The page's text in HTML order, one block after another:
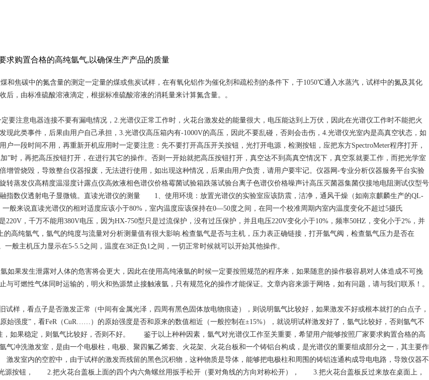
求购置合格的高纯氩气,以确保生产产品的质量
和焦碳中的氮含量的测定一定量的煤或焦炭试样，在有氧化铝作为催化剂和疏松剂的条件下，于1050℃通入水蒸汽，试样中的氮及其化
，由标准硫酸溶液滴定，根据标准硫酸溶液的消耗量来计算氮含量。。
要注意电器连接不要有漏电情况，2.光谱仪正常工作时，火花台激发处的能量很大，电压能达到上万伏，因此在光谱仪工作时不能把火
此类事件，后果由用户自己承担，3.光谱仪高压箱内有-1000V的高压，因此不要乱碰，否则会击伤，4.光谱仪光室内是高真空状态，如
一段时间不用，再重新开机应用时一定要注意：先不要打开高压开关按钮，光打开电源，检测按钮，应把东方SpectroMeter程序打开，
”时，再把高压按钮打开，在进行其它的操作。否则一开始就把高压按钮打开，真空达不到高真空情况下，真空泵就要工作，而把光学室
管烧毁，导致整台仪器报废，无法进行使用，如出现这种情况，后果由用户负责，请用户要牢记。仪器网-专业分析仪器服务平台实验
蒸发仪高精度温湿度计露点仪高效液相色谱仪价格霉菌试验箱跌落试验台离子色谱仪价格噪声计高压灭菌器集菌仪接地电阻测试仪型号
指数仪透射电子显微镜。直读光谱仪的测量 1、使用环境：放置光谱仪的实验室应该防震，洁净，通风干燥（如南京麒麟生产的QL-
般来说直读光谱仪的相对适度应该小于80%，室内温度应该保持在0—50度之间，在同一个校准周期内室内温度变化不超过5摄氏
，千万不能用380V电压，因为HX-750型只是过流保护，没有过压保护，并且电压220V变化小于10%，频率50HZ，变化小于2%，并
纯氩气，氩气的纯度与流量对分析测量值有很大影响.检查氩气是否与主机，压力表正确链接，打开氩气阀，检查氩气压力是否在
主机压力显示在5-5.5之间，温度在38正负1之间，一切正常时候就可以开始其他操作。
如果发生泄露对人体的危害将会更大，因此在使用高纯液氩的时候一定要按照规范的程序来，如果随意的操作极容易对人体造成不可挽
可燃性气体同时运输的，明火和热源禁止接触液氩，只有规范化的操作才能保证。文章内容来源于网络，如有问题，请与我们联系！。
看点子是否激发正常（中间有金属光泽，四周有黑色固体放电物痕迹），则说明氩气比较好，如果激发不好或根本就打的白点子，
强度”，看FeR（CuR……）的原始强度是否和原来的数值相近（一般控制在±15%），就说明试样激发好了，氩气比较好，否则氩气不
如果稳定，则氩气比较好，否则不好。 鉴于以上种种因素，氩气对光谱仪工作至关重要，希望用户能够按照厂家要求购置合格的高
激发室，是由一个电极柱，电极、聚四氟乙烯套、火花架、火花台板和一个铸铝台构成，是光谱仪的重要组成部分之一，其主要作
室内的空腔中，由于试样的激发而残留的黑色沉积物，这种物质是导体，能够把电极柱和周围的铸铝连通构成导电电路，导致仪器不
按钮， 2.把火花台盖板上面的四个内六角螺丝用扳手松开（要对角线的方向对称松开）， 3.把火花台盖板反过来放在桌面上，